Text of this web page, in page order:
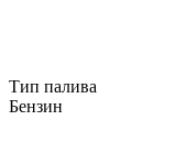
Тип палива
Бензин